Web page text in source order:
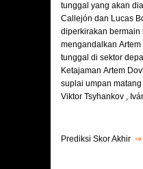
tunggal yang akan
Callejón dan Lucas
diperkirakan bermain
mengandalkan
tunggal di sektor
Ketajaman Artem
suplai umpan
Viktor Tsyhankov ,
Prediksi Skor Akhir ⇒